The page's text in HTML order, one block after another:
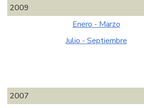
2009
Enero - Marzo
Julio - Septiembre
2007